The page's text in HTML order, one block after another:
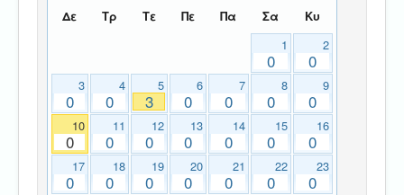
Δε Τρ Τε Πε Πα Σα Κυ
1
0
2
0
3
0
4
0
5
3
6
0
7
0
8
0
9
0
10
0
11
0
12
0
13
0
14
0
15
0
16
0
17
0
18
0
19
0
20
0
21
0
22
0
23
0